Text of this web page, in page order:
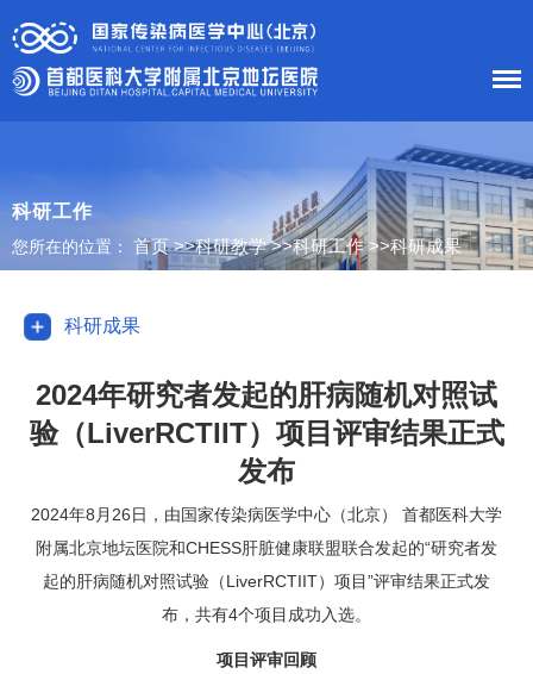
患者服务
科室导航
新闻中心
科研教学
科研工作
您所在的位置： 首页>>科研教学>>科研工作>>科研成果
科研成果
2024年研究者发起的肝病随机对照试
验（LiverRCTIIT）项目评审结果正式
发布
2024年8月26日，由国家传染病医学中心（北京） 首都医科大学
附属北京地坛医院和CHESS肝脏健康联盟联合发起的“研究者发
起的肝病随机对照试验（LiverRCTIIT）项目”评审结果正式发
布，共有4个项目成功入选。
项目评审回顾